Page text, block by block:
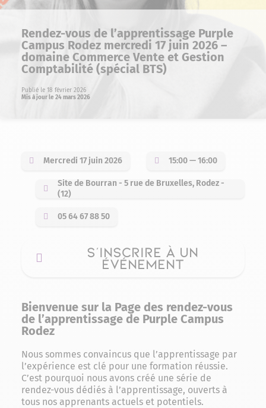
Rendez-vous de l’apprentissage Purple
Campus Rodez mercredi 17 juin 2026 –
domaine Commerce Vente et Gestion
Comptabilité (spécial BTS)
Publié le 18 février 2026
Mis à jour le 24 mars 2026
Mercredi 17 juin 2026 15:00 — 16:00
Site de Bourran - 5 rue de Bruxelles, Rodez -
(12)
05 64 67 88 50
S'INSCRIRE À UN
ÉVÉNEMENT
Bienvenue sur la Page des rendez-vous
de l’apprentissage de Purple Campus
Rodez
Nous sommes convaincus que l’apprentissage par
l’expérience est clé pour une formation réussie.
C’est pourquoi nous avons créé une série de
rendez-vous dédiés à l’apprentissage, ouverts à
tous nos apprenants actuels et potentiels.